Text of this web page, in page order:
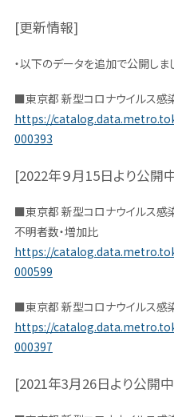
[更新情報]
・以下のデータを追加で公開しま
■東京都 新型コロナウイルス感
https://
000393
[2022年９月15日より公開
■東京都 新型コロナウイルス感
不明者数・増加比
https://
000599
■東京都 新型コロナウイルス感
https://
000397
[2021年3月26日より公開